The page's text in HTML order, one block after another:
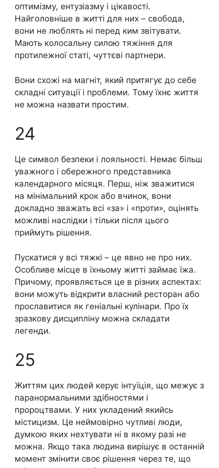
оптимізму, ентузіазму і цікавості.
Найголовніше в житті для них – свобода,
вони не люблять ні перед ким звітувати.
Мають колосальну силою тяжіння для
протилежної статі, чуттєві партнери.
Вони схожі на магніт, який притягує до себе
складні ситуації і проблеми. Тому їхнє життя
не можна назвати простим.
24
Це символ безпеки і лояльності. Немає більш
уважного і обережного представника
календарного місяця. Перш, ніж зважитися
на мінімальний крок або вчинок, вони
докладно зважать всі «за» і «проти», оцінять
можливі наслідки і тільки після цього
приймуть рішення.
Пускатися у всі тяжкі – це явно не про них.
Особливе місце в їхньому житті займає їжа.
Причому, проявляється це в різних аспектах:
вони можуть відкрити власний ресторан або
прославитися як геніальні кулінари. Про їх
зразкову дисципліну можна складати
легенди.
25
Життям цих людей керує інтуїція, що межує з
паранормальними здібностями і
пророцтвами. У них укладений якийсь
містицизм. Це неймовірно чутливі люди,
думкою яких нехтувати ні в якому разі не
можна. Якщо така людина вирішує в останній
момент змінити своє рішення через те, що